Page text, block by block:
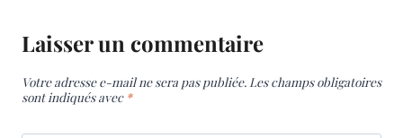
Laisser un commentaire
Votre adresse e-mail ne sera pas publiée. Les champs obligatoires
sont indiqués avec *